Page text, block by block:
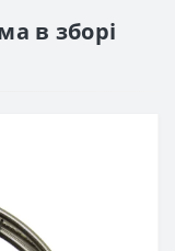
в зборі